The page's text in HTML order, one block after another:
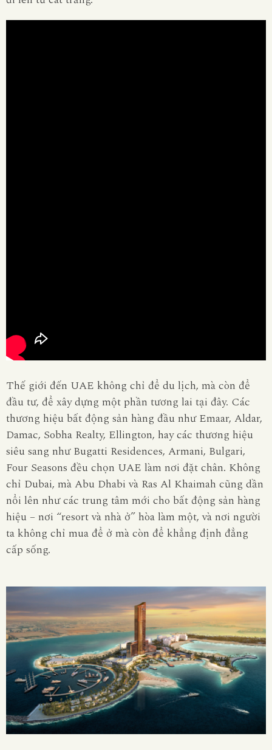
Thế giới đến UAE không chỉ để du lịch, mà còn để
đầu tư, để xây dựng một phần tương lai tại đây. Các
thương hiệu bất động sản hàng đầu nhưEmaar, Aldar,
Damac, Sobha Realty, Ellington, hay các thương hiệu
siêu sang nhưBugatti Residences, Armani, Bulgari,
Four Seasons đều chọn UAE làm nơi đặt chân. Không
chỉ Dubai, mà Abu Dhabi và Ras Al Khaimah cũng dần
nổi lên như các trung tâm mới cho bất động sản hàng
hiệu – nơi “resort và nhà ở” hòa làm một, và nơi người
ta không chỉ mua để ở mà còn để khẳng định đẳng
cấp sống.